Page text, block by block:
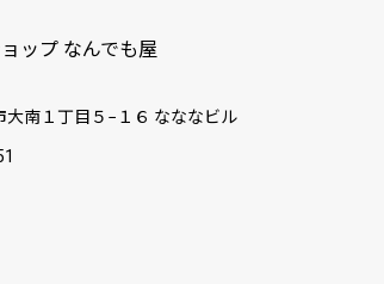
ップ なんでも屋
大南１丁目５−１６ なななビル